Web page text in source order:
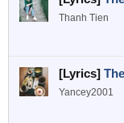
Thanh Tien
[Lyrics]
Yancey2001